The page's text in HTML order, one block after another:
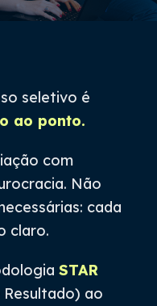
seletivo é
ao ponto.
com
Não
cada
claro.
STAR
ao